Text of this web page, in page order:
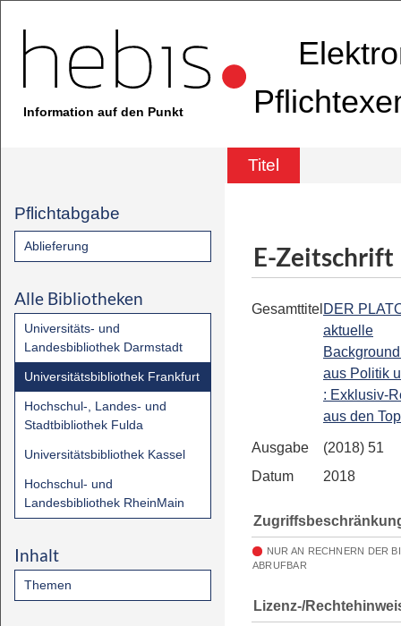
Information auf den Punkt
Titel
Pflichtabgabe
Ablieferung
Alle Bibliotheken
Universitäts- und
Landesbibliothek Darmstadt
Universitätsbibliothek Frankfurt
Hochschul-, Landes- und
Stadtbibliothek Fulda
Universitätsbibliothek Kassel
Hochschul- und
Landesbibliothek RheinMain
Inhalt
Themen
E-Zeitschrift
Gesamttitel DER
aktuelle
aus Politik
: Exklusiv-
aus den
Ausgabe
(2018) 51
Datum
2018
NUR AN RECHNERN DER
ABRUFBAR
Lizenz-/